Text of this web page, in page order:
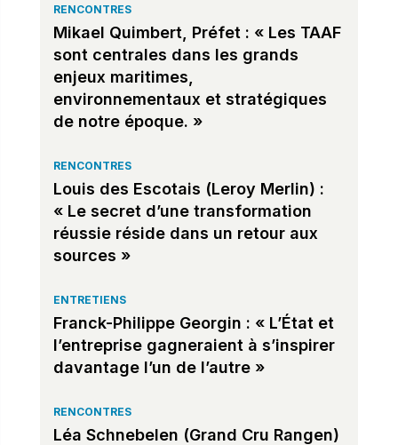
RENCONTRES
Mikael Quimbert, Préfet : « Les TAAF
sont centrales dans les grands
enjeux maritimes,
environnementaux et stratégiques
de notre époque. »
RENCONTRES
Louis des Escotais (Leroy Merlin) :
« Le secret d’une transformation
réussie réside dans un retour aux
sources »
ENTRETIENS
Franck-Philippe Georgin : « L’État et
l’entreprise gagneraient à s’inspirer
davantage l’un de l’autre »
RENCONTRES
Léa Schnebelen (Grand Cru Rangen)